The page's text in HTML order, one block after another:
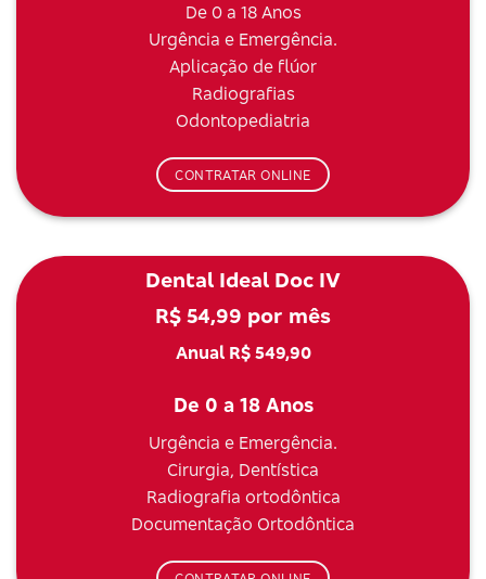
De 0 a 18 Anos
Urgência e Emergência.
Aplicação de flúor
Radiografias
Odontopediatria
CONTRATAR ONLINE
Dental Ideal Doc IV
R$ 54,99 por mês
Anual R$ 549,90
De 0 a 18 Anos
Urgência e Emergência.
Cirurgia, Dentística
Radiografia ortodôntica
Documentação Ortodôntica